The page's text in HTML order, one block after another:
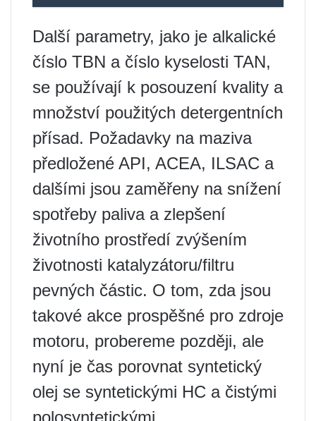
Další parametry, jako je alkalické
číslo TBN a číslo kyselosti TAN,
se používají k posouzení kvality a
množství použitých detergentních
přísad. Požadavky na maziva
předložené API, ACEA, ILSAC a
dalšími jsou zaměřeny na snížení
spotřeby paliva a zlepšení
životního prostředí zvýšením
životnosti katalyzátoru/filtru
pevných částic. O tom, zda jsou
takové akce prospěšné pro zdroje
motoru, probereme později, ale
nyní je čas porovnat syntetický
olej se syntetickými HC a čistými
polosyntetickými.